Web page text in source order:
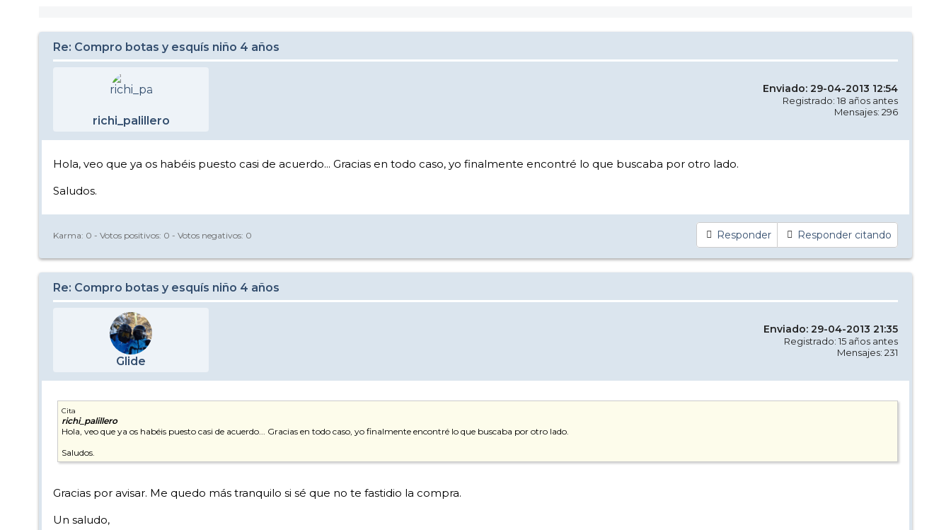
Re: Compro botas y esquís niño 4 años
richi_palillero
Enviado: 29-04-2013 12:54
Registrado: 18 años antes
Mensajes: 296
Hola, veo que ya os habéis puesto casi de acuerdo... Gracias en todo caso, yo finalmente encontré lo que buscaba por otro lado.
Saludos.
Responder Responder citando
Karma: 0 - Votos positivos: 0 - Votos negativos: 0
Re: Compro botas y esquís niño 4 años
Glide
Enviado: 29-04-2013 21:35
Registrado: 15 años antes
Mensajes: 231
Cita
richi_palillero
Hola, veo que ya os habéis puesto casi de acuerdo... Gracias en todo caso, yo finalmente encontré lo que buscaba por otro lado.
Saludos.
Gracias por avisar. Me quedo más tranquilo si sé que no te fastidio la compra.
Un saludo,